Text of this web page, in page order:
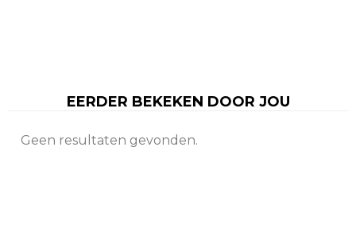
EERDER BEKEKEN DOOR JOU
Geen resultaten gevonden.